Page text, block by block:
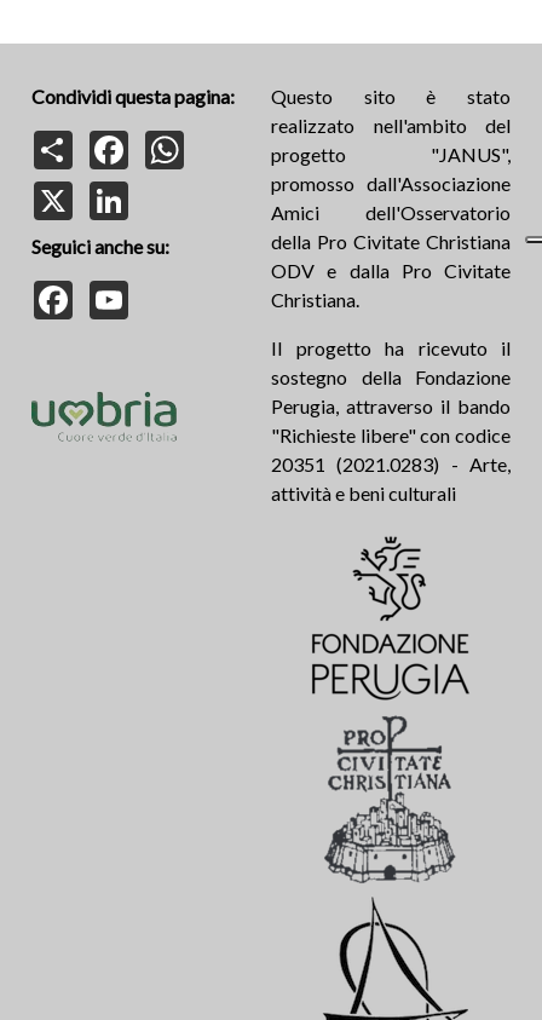
Condividi questa pagina:
Share
FacebookWhatsApp
Seguici anche su:
Facebook
Questo sito è stato
realizzato nell'ambito del
progetto "JANUS",
promosso dall'Associazione
Amici dell'Osservatorio
della Pro Civitate Christiana
ODV e dalla Pro Civitate
Christiana.
Il progetto ha ricevuto il
sostegno della Fondazione
Perugia, attraverso il bando
"Richieste libere" con codice
20351 (2021.0283) - Arte,
attività e beni culturali